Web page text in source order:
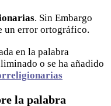
. Sin Embargo
un error ortográfico.
en la palabra
o se ha añadido
la palabra